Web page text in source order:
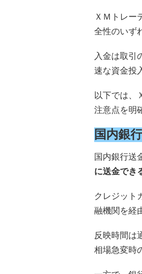
ＸＭトレー
全性のいず
入金は取引
速な資金投
以下では、
注意点を明
国内銀
国内銀行送
に送金でき
クレジット
融機関を経
反映時間は
相場急変時